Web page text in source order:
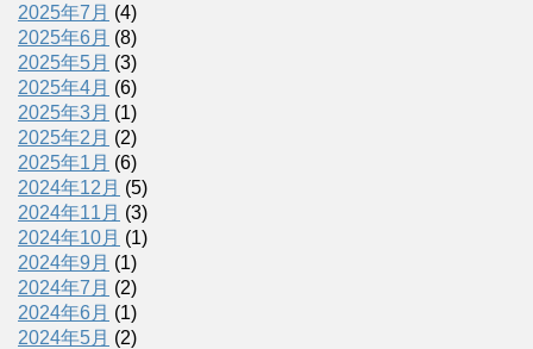
2025年7月 (4)
2025年6月 (8)
2025年5月 (3)
2025年4月 (6)
2025年3月 (1)
2025年2月 (2)
2025年1月 (6)
2024年12月 (5)
2024年11月 (3)
2024年10月 (1)
2024年9月 (1)
2024年7月 (2)
2024年6月 (1)
2024年5月 (2)